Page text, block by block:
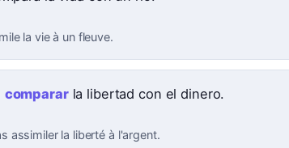
la vie à un fleuve.
compararla libertad con el dinero.
assimiler la liberté à l'argent.